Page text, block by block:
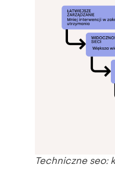
Techniczne seo: